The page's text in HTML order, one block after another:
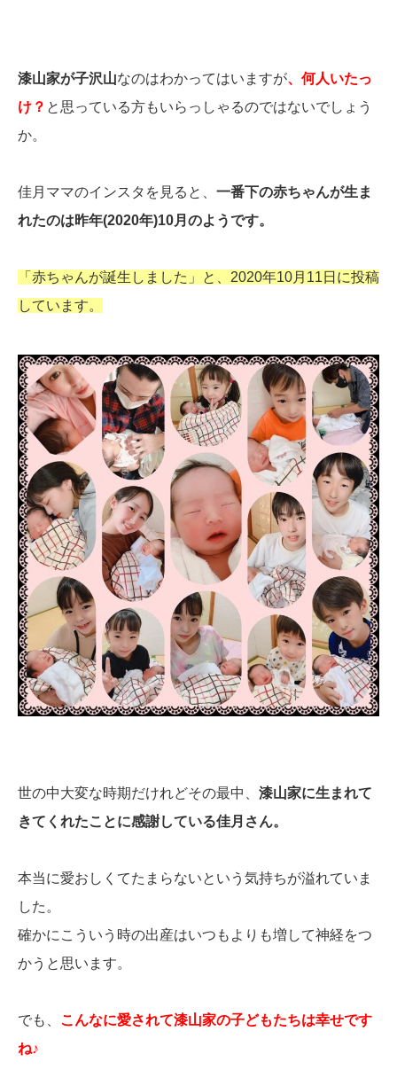
漆山家が子沢山なのはわかってはいますが、何人いたっ
け？ と思っている方もいらっしゃるのではないでしょう
か。
佳月ママのインスタを見ると、 一番下の赤ちゃんが生ま
れたのは昨年(2020年)10月のようです。
「赤ちゃんが誕生しました」と、2020年10月11日に投稿
しています。
世の中大変な時期だけれどその最中、 漆山家に生まれて
きてくれたことに感謝している佳月さん。
本当に愛おしくてたまらないという気持ちが溢れていま
した。
確かにこういう時の出産はいつもよりも増して神経をつ
かうと思います。
でも、 こんなに愛されて漆山家の子どもたちは幸せです
ね♪